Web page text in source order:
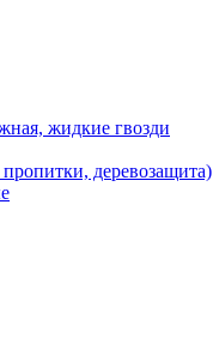
жидкие гвозди
деревозащита)